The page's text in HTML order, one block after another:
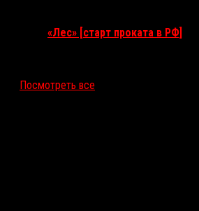
«Лес» [старт проката в РФ]
Посмотреть все